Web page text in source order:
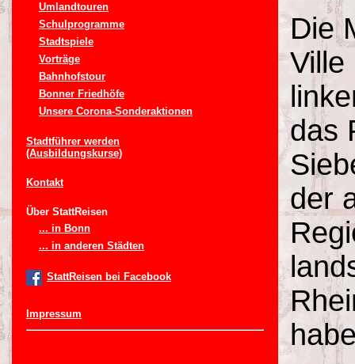
Umlandtouren
Schulprogramme
Stadtspiele
Vorträge
Bahnhofstour
Bonner Friedhöfe
Unsere Corona-Sonderaktionen
Stadtführer werden
(Ausbildungskurse)
Kontakt
Über StattReisen
... in Bonn
... in anderen Städten
StattReisen bei Facebook
Impressum
Die
Ville
das
der